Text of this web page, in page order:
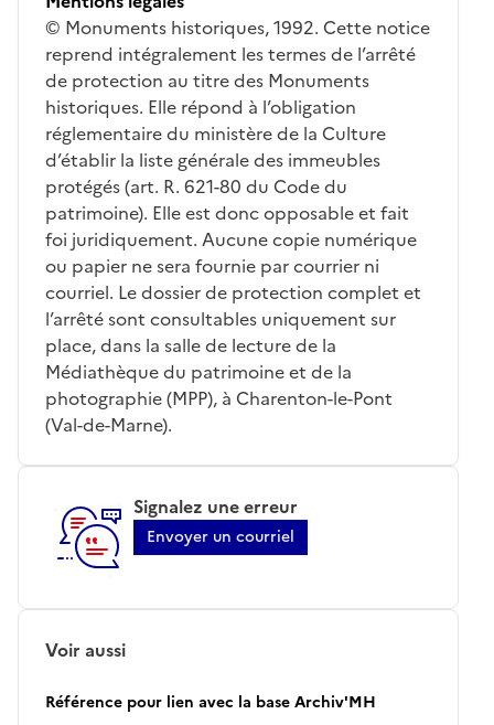
© Monuments historiques, 1992. Cette notice
reprend intégralement les termes de l’arrêté
de protection au titre des Monuments
historiques. Elle répond à l’obligation
réglementaire du ministère de la Culture
d’établir la liste générale des immeubles
protégés (art. R. 621-80 du Code du
patrimoine). Elle est donc opposable et fait
foi juridiquement. Aucune copie numérique
ou papier ne sera fournie par courrier ni
courriel. Le dossier de protection complet et
l’arrêté sont consultables uniquement sur
place, dans la salle de lecture de la
Médiathèque du patrimoine et de la
photographie (MPP), à Charenton-le-Pont
(Val-de-Marne).
Signalez une erreur
Envoyer un courriel
Voir aussi
Référence pour lien avec la base Archiv'MH